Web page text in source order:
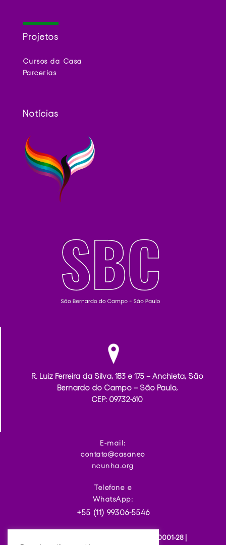
Projetos
Cursos da Casa
Parcerias
Notícias
R. Luiz Ferreira da Silva, 183 e 175 – Anchieta, São
Bernardo do Campo – São Paulo,
CEP: 09732-610
E-mail:
contato@casaneo
ncunha.org
Telefone e
WhatsApp:
+55 (11) 99306-5546
Casa Neon Cunha | CNPJ: 37.211.131/0001-28 |